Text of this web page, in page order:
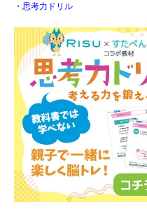
・ 思考力ドリル